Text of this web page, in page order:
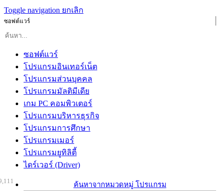
Toggle navigation ยกเลิก
ซอฟต์แวร์
ซอฟต์แวร์
โปรแกรมอินเทอร์เน็ต
โปรแกรมส่วนบุคคล
โปรแกรมมัลติมีเดีย
เกม PC คอมพิวเตอร์
โปรแกรมบริหารธุรกิจ
โปรแกรมการศึกษา
โปรแกรมเมอร์
โปรแกรมยูทิลิตี้
ไดร์เวอร์ (Driver)
ค้นหาจากหมวดหมู่ โปรแกรม